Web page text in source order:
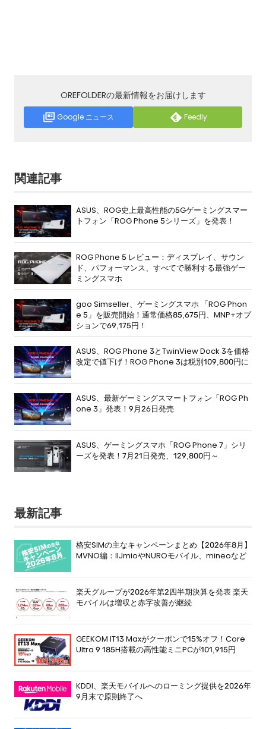
OREFOLDERの最新情報をお届けします
Google ニュース Feedly
関連記事
ASUS、ROG史上最高性能の5Gゲーミングスマー
トフォン「ROG Phone 5シリーズ」を発表！
ROG Phone 5 レビュー：ディスプレイ、サウン
ド、パフォーマンス、すべてで勝利する最強ゲー
ミングスマホ
goo Simseller、ゲーミングスマホ 「ROG Phon
e 5」を販売開始！通常価格85,675円、MNP+オプ
ションで69,175円！
ASUS、ROG Phone 3とTwinView Dock 3を価格
改定で値下げ！ROG Phone 3は税別109,800円に
ASUS、最新ゲーミングスマートフォン「ROG Ph
one 3」発表！9月26日発売
ASUS、ゲーミングスマホ「ROG Phone 7」シリ
ーズを発表！7月21日発売、129,800円～
最新記事
格安SIMの主なキャンペーンまとめ【2026年8月】
MVNO編：IIJmioやNUROモバイル、mineoなど
楽天グループが2026年第2四半期決算を発表 楽天
モバイルは増収と赤字改善が継続
GEEKOM IT13 Maxがクーポンで15%オフ！Core
Ultra 9 185H搭載の高性能ミニPCが101,915円
KDDI、楽天モバイルへのローミング提供を2026年
9月末で原則終了へ